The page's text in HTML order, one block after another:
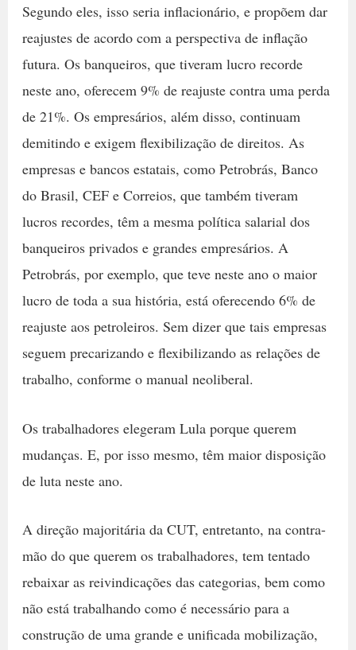
Segundo eles, isso seria inflacionário, e propõem dar
reajustes de acordo com a perspectiva de inflação
futura. Os banqueiros, que tiveram lucro recorde
neste ano, oferecem 9% de reajuste contra uma perda
de 21%. Os empresários, além disso, continuam
demitindo e exigem flexibilização de direitos. As
empresas e bancos estatais, como Petrobrás, Banco
do Brasil, CEF e Correios, que também tiveram
lucros recordes, têm a mesma política salarial dos
banqueiros privados e grandes empresários. A
Petrobrás, por exemplo, que teve neste ano o maior
lucro de toda a sua história, está oferecendo 6% de
reajuste aos petroleiros. Sem dizer que tais empresas
seguem precarizando e flexibilizando as relações de
trabalho, conforme o manual neoliberal.
Os trabalhadores elegeram Lula porque querem
mudanças. E, por isso mesmo, têm maior disposição
de luta neste ano.
A direção majoritária da CUT, entretanto, na contra-
mão do que querem os trabalhadores, tem tentado
rebaixar as reivindicações das categorias, bem como
não está trabalhando como é necessário para a
construção de uma grande e unificada mobilização,